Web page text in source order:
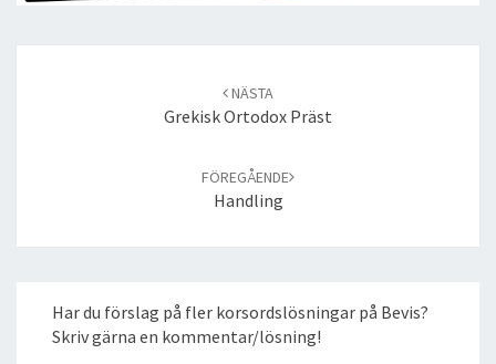
NÄSTA
Grekisk Ortodox Präst
FÖREGÅENDE
Handling
Har du förslag på fler korsordslösningar på Bevis?
Skriv gärna en kommentar/lösning!